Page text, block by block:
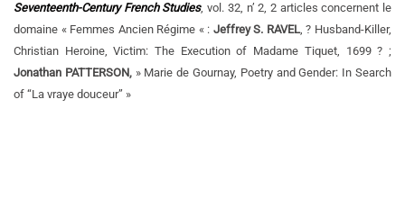
Seventeenth-Century French Studies, vol. 32, n’ 2, 2 articles concernent le
domaine « Femmes Ancien Régime « : Jeffrey S. RAVEL, ? Husband-Killer,
Christian Heroine, Victim: The Execution of Madame Tiquet, 1699 ? ;
Jonathan PATTERSON,» Marie de Gournay, Poetry and Gender: In Search
of “La vraye douceur” »